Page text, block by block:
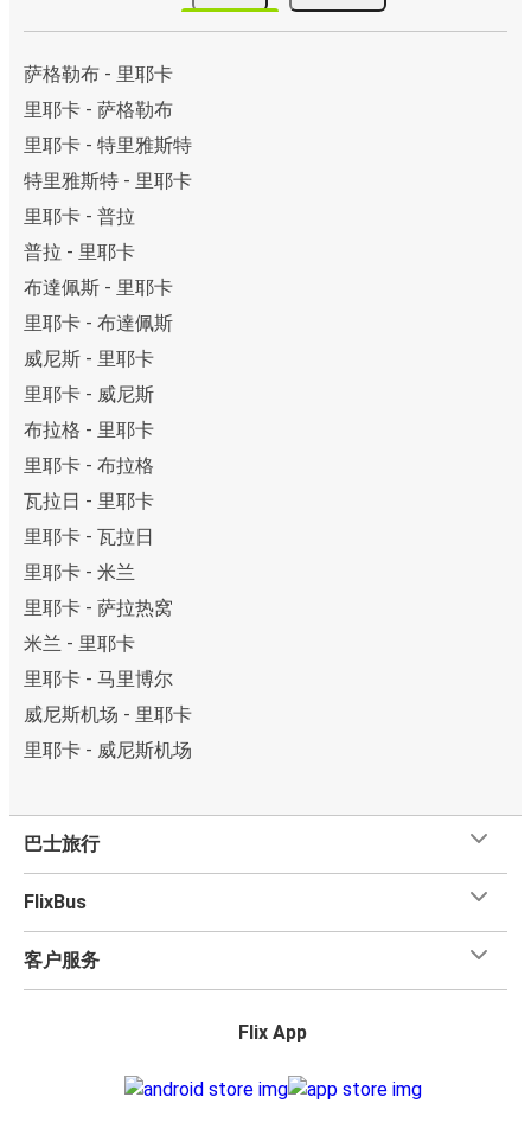
萨格勒布 - 里耶卡
里耶卡 - 萨格勒布
里耶卡 - 特里雅斯特
特里雅斯特 - 里耶卡
里耶卡 - 普拉
普拉 - 里耶卡
布達佩斯 - 里耶卡
里耶卡 - 布達佩斯
威尼斯 - 里耶卡
里耶卡 - 威尼斯
布拉格 - 里耶卡
里耶卡 - 布拉格
瓦拉日 - 里耶卡
里耶卡 - 瓦拉日
里耶卡 - 米兰
里耶卡 - 萨拉热窝
米兰 - 里耶卡
里耶卡 - 马里博尔
威尼斯机场 - 里耶卡
里耶卡 - 威尼斯机场
巴士旅行
FlixBus
客户服务
Flix App